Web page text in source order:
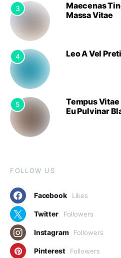
3
Maecenas
Massa Vitae
4 Leo A Vel
5
Tempus Vitae
Eu Pulvinar
FOLLOW US
Facebook Likes
Twitter Followers
Instagram Followers
Pinterest Followers